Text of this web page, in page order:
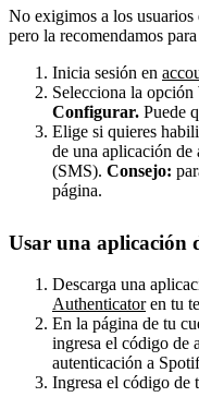
No exigimos a los
pero la recomendamos
Inicia sesión en
Selecciona la opción
Configurar. Puede
Elige si quieres
de una aplicación de
(SMS). Consejo:
página.
Usar una aplicación
Descarga una
Authenticatoren tu
En la página de tu
ingresa el código de
autenticación a
Ingresa el código de